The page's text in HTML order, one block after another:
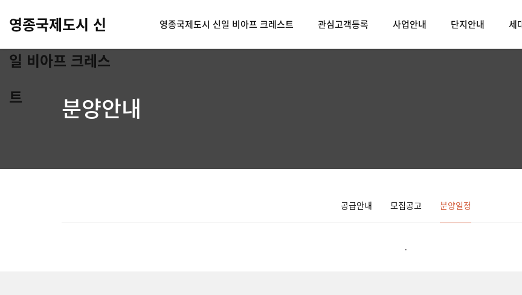
영종국제도시 신
일 비아프 크레스
트
영종국제도시 신일 비아프 크레스트 관심고객등록 사업안내 단지안내 세
분양안내
공급안내 모집공고 분양일정
.